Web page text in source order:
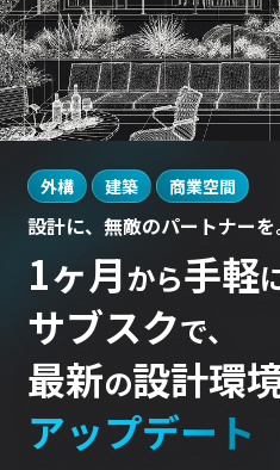
外構 建築 商業空間
設計に、無敵のパートナーを
1ヶ月から手軽
サブスクで、
最新の設計環
アップデート